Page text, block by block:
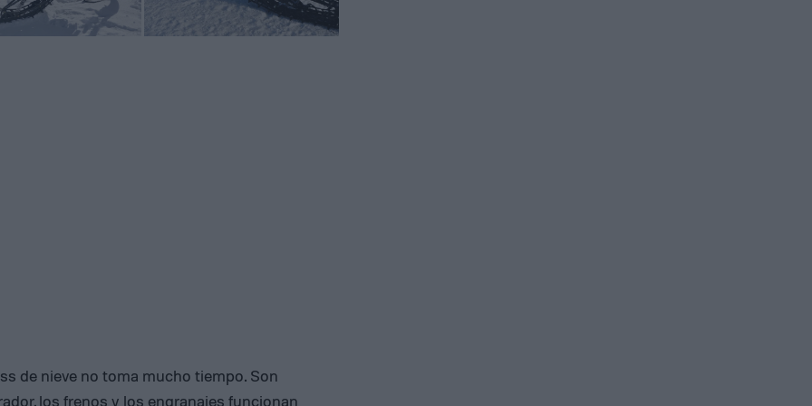
de nieve no toma mucho tiempo. Son
los frenos y los engranajes funcionan